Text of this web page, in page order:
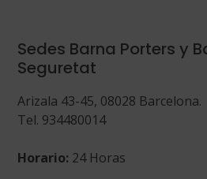
Sedes Barna Porters y
Seguretat
Arizala 43-45, 08028 Barcelona.
Tel. 934480014
Horario: 24 Horas